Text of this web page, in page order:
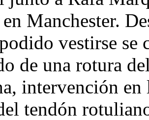
Manchester.
vestirse se
de una rotura
intervención
tendón